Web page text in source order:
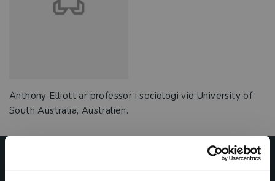
Anthony Elliott är professor i sociologi vid University of
South Australia, Australien.
Studentlitteratur